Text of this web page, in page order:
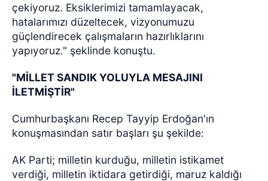
çekiyoruz. Eksiklerimizi tamamlayacak,
hatalarımızı düzeltecek, vizyonumuzu
güçlendirecek çalışmaların hazırlıklarını
yapıyoruz." şeklinde konuştu.
"MİLLET SANDIK YOLUYLA MESAJINI
İLETMİŞTİR"
Cumhurbaşkanı Recep Tayyip Erdoğan'ın
konuşmasından satır başları şu şekilde:
AK Parti; milletin kurduğu, milletin istikamet
verdiği, milletin iktidara getirdiği, maruz kaldığı